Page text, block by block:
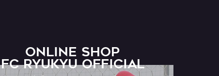
ONLINE SHOP
FC RYUKYU OFFICIAL